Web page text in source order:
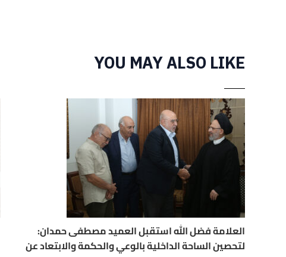
YOU MAY ALSO LIKE
العلامة فضل الله استقبل العميد مصطفى حمدان:
لتحصين الساحة الداخلية بالوعي والحكمة والابتعاد عن